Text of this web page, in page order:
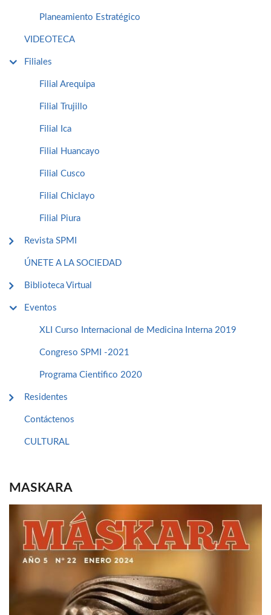
Planeamiento Estratégico
VIDEOTECA
Filiales
Filial Arequipa
Filial Trujillo
Filial Ica
Filial Huancayo
Filial Cusco
Filial Chiclayo
Filial Piura
Revista SPMI
ÚNETE A LA SOCIEDAD
Biblioteca Virtual
Eventos
XLI Curso Internacional de Medicina Interna 2019
Congreso SPMI -2021
Programa Cientifico 2020
Residentes
Contáctenos
CULTURAL
MASKARA